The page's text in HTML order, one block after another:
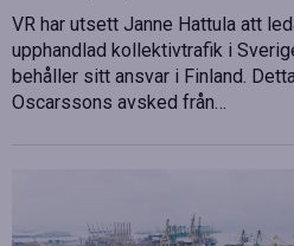
VR har utsett Janne Hattula att
upphandlad kollektivtrafik i
behåller sitt ansvar i Finland.
Oscarssons avsked från…